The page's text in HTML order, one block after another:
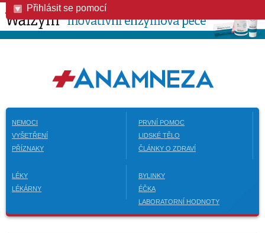
Přihlásit se pomocí
NEMOCI
VYŠETŘENÍ
PŘÍZNAKY
PRVNÍ POMOC
LIDSKÉ TĚLO
ČLÁNKY O ZDRAVÍ
LÉKY
LÉKÁRNY
BYLINKY
ÉČKA
LABORATORNÍ HODNOTY